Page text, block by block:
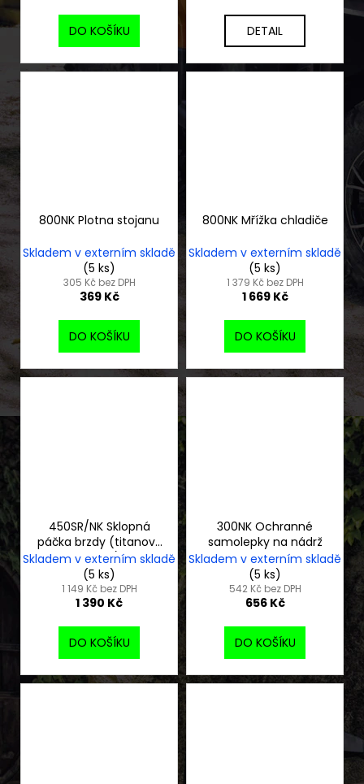
DO KOŠÍKU DETAIL
800NK Plotna stojanu
Skladem v externím skladě
(5 ks)
305 Kč bez DPH
369 Kč
DO KOŠÍKU
800NK Mřížka chladiče
Skladem v externím skladě
(5 ks)
1 379 Kč bez DPH
1 669 Kč
DO KOŠÍKU
450SR/NK Sklopná
páčka brzdy (titanový
vzhled)
Skladem v externím skladě
(5 ks)
1 149 Kč bez DPH
1 390 Kč
DO KOŠÍKU
300NK Ochranné
samolepky na nádrž
Skladem v externím skladě
(5 ks)
542 Kč bez DPH
656 Kč
DO KOŠÍKU